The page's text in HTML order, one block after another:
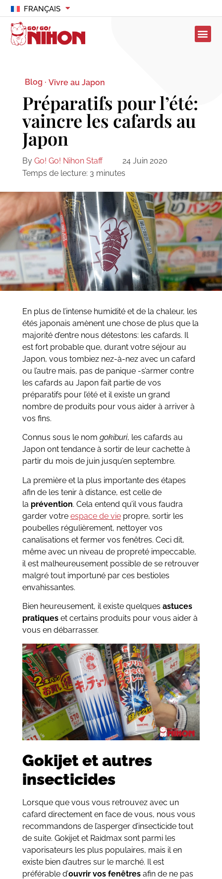
FRANÇAIS
Blog · Vivre au Japon
Préparatifs pour l’été:
vaincre les cafards au
Japon
By Go! Go! Nihon Staff
24 Juin 2020
Temps de lecture: 3 minutes
En plus de l’intense humidité et de la chaleur, les
étés japonais amènent une chose de plus que la
majorité d’entre nous détestons: les cafards. Il
est fort probable que, durant votre séjour au
Japon, vous tombiez nez-à-nez avec un cafard
ou l’autre mais, pas de panique -s’armer contre
les cafards au Japon fait partie de vos
préparatifs pour l’été et il existe un grand
nombre de produits pour vous aider à arriver à
vos fins.
Connus sous le nom gokiburi, les cafards au
Japon ont tendance à sortir de leur cachette à
partir du mois de juin jusqu’en septembre.
La première et la plus importante des étapes
afin de les tenir à distance, est celle de
la prévention. Cela entend qu’il vous faudra
garder votre espace de viepropre, sortir les
poubelles régulièrement, nettoyer vos
canalisations et fermer vos fenêtres. Ceci dit,
même avec un niveau de propreté impeccable,
il est malheureusement possible de se retrouver
malgré tout importuné par ces bestioles
envahissantes.
Bien heureusement, il existe quelques astuces
pratiqueset certains produits pour vous aider à
vous en débarrasser.
Gokijet et autres
insecticides
Lorsque que vous vous retrouvez avec un
cafard directement en face de vous, nous vous
recommandons de l’asperger d’insecticide tout
de suite. Gokijet et Raidmax sont parmi les
vaporisateurs les plus populaires, mais il en
existe bien d’autres sur le marché. Il est
préférable d’ouvrir vos fenêtresafin de ne pas